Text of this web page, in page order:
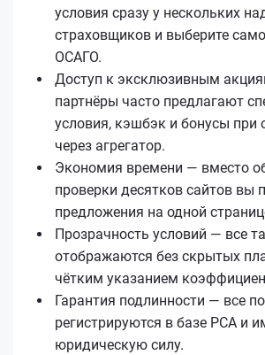
условия сразу у нескольких
страховщиков и выберите
ОСАГО.
Доступ к эксклюзивным
партнёры часто предлагают
условия, кэшбэк и бонусы при
через агрегатор.
Экономия времени — вместо
проверки десятков сайтов вы
предложения на одной
Прозрачность условий — все
отображаются без скрытых
чётким указанием
Гарантия подлинности — все
регистрируются в базе РСА и
юридическую силу.